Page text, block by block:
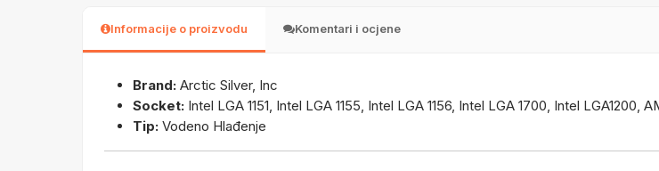
Informacije o proizvodu Komentari i ocjene
Brand: Arctic Silver, Inc
Socket: Intel LGA 1151, Intel LGA 1155, Intel LGA 1156, Intel LGA 1700, Intel LGA1200,
Tip: Vodeno Hlađenje